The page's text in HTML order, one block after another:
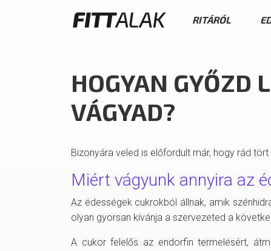
RITÁRÓL
HOGYAN GYŐZD
VÁGYAD?
Bizonyára veled is előfordult már, hogy rád
Miért vágyunk annyira az
Az édességek cukrokból állnak, amik
olyan gyorsan kívánja a szervezeted a
A cukor felelős az endorfin termelésért,